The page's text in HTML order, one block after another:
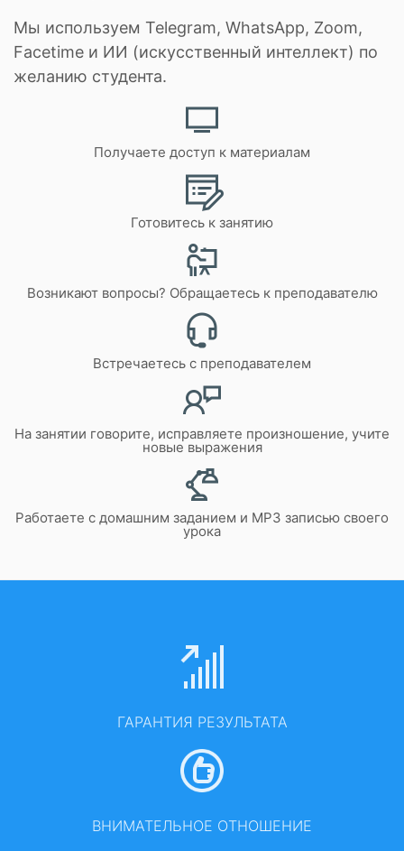
Мы используем Telegram, WhatsApp, Zoom,
Facetime и ИИ (искусственный интеллект) по
желанию студента.
Получаете доступ к материалам
Готовитесь к занятию
Возникают вопросы? Обращаетесь к преподавателю
Встречаетесь с преподавателем
На занятии говорите, исправляете произношение, учите
новые выражения
Работаете с домашним заданием и MP3 записью своего
урока
ГАРАНТИЯ РЕЗУЛЬТАТА
ВНИМАТЕЛЬНОЕ ОТНОШЕНИЕ